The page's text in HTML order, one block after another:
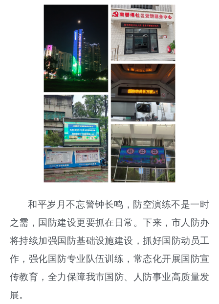
和平岁月不忘警钟长鸣，防空演练不是一时
之需，国防建设更要抓在日常。下来，市人防办
将持续加强国防基础设施建设，抓好国防动员工
作，强化国防专业队伍训练，常态化开展国防宣
传教育，全力保障我市国防、人防事业高质量发
展。